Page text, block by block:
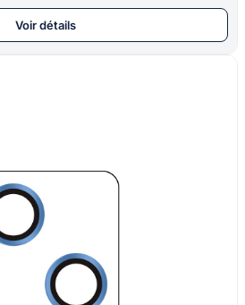
Voir détails